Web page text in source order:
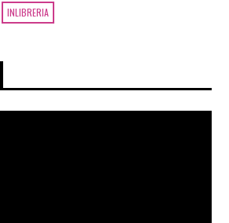
INLIBRERIA